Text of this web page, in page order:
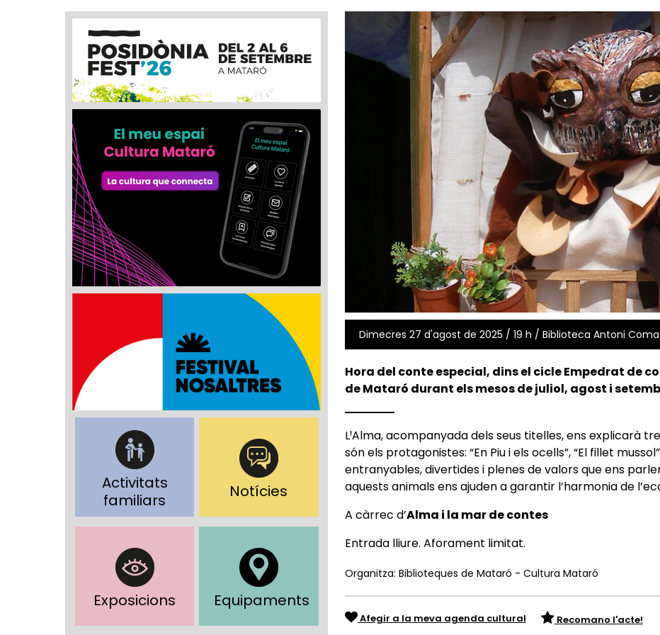
Activitats
familiars
Notícies
Exposicions Equipaments
Dimecres 27 d'agost de 2025 / 19 h / Biblioteca Antoni Comas
Hora del conte especial, dins el cicle Empedrat de
de Mataró durant els mesos de juliol, agost i
LꞋAlma, acompanyada dels seus titelles, ens explicarà
són els protagonistes: “En Piu i els ocells”, “El fillet
entranyables, divertides i plenes de valors que ens
aquests animals ens ajuden a garantir l’harmonia de
A càrrec d’Alma i la mar de contes
Entrada lliure. Aforament limitat.
Organitza: Biblioteques de Mataró - Cultura Mataró
Afegir a la meva agenda cultural Recomano l'acte!